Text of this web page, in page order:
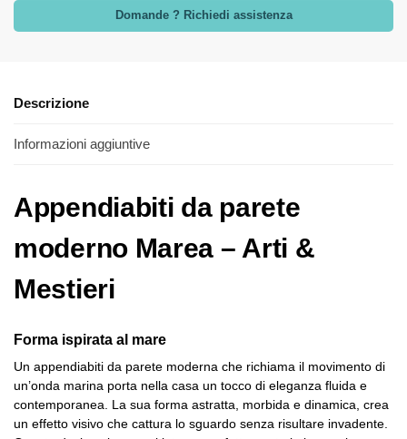
Domande ? Richiedi assistenza
Descrizione
Informazioni aggiuntive
Appendiabiti da parete
moderno Marea – Arti &
Mestieri
Forma ispirata al mare
Un appendiabiti da parete moderna che richiama il movimento di
un’onda marina porta nella casa un tocco di eleganza fluida e
contemporanea. La sua forma astratta, morbida e dinamica, crea
un effetto visivo che cattura lo sguardo senza risultare invadente.